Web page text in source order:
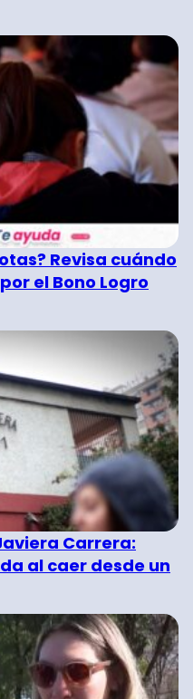
Revisa cuándo
el Bono Logro
Carrera:
al caer desde un